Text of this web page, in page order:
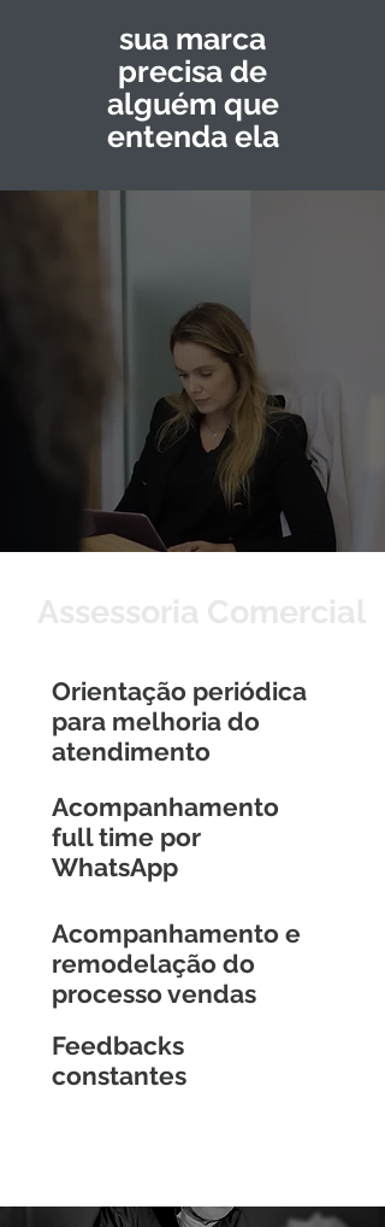
sua marca
precisa de
alguém que
entenda ela
Orientação periódica
para melhoria do
atendimento
Acompanhamento
full time por
WhatsApp
Acompanhamento e
remodelação do
processo vendas
Feedbacks
constantes